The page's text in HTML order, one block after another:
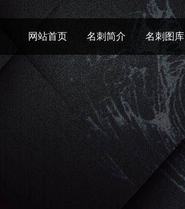
网站首页 名刺简介 名刺图库